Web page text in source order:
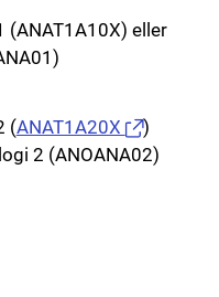
(ANAT1A10X) eller
(ANAT1A20X
)
2 (ANOANA02)